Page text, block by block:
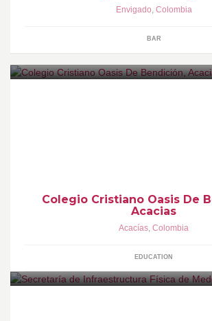
Envigado, Colombia
BAR
Colegio Cristiano Oasis De
Acacias
Acacías, Colombia
EDUCATION